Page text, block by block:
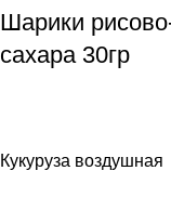
Шарики
сахара 30гр
Кукуруза воздушная